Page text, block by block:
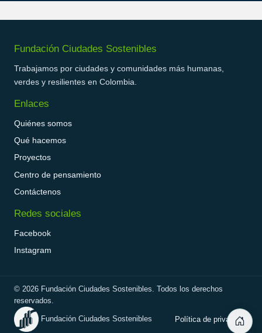
Fundación Ciudades Sostenibles
Trabajamos por ciudades y comunidades más humanas,
verdes y resilientes en Colombia.
Enlaces
Quiénes somos
Qué hacemos
Proyectos
Centro de pensamiento
Contáctenos
Redes sociales
Facebook
Instagram
© 2026 Fundación Ciudades Sostenibles. Todos los derechos
reservados.
Fundación Ciudades Sostenibles Política de privacidad